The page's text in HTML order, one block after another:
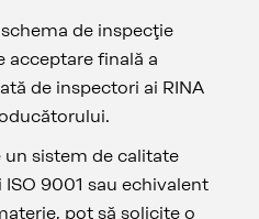
de inspecţie
acceptare finală a
de inspectori ai RINA
sistem de calitate
9001 sau echivalent
pot să solicite o